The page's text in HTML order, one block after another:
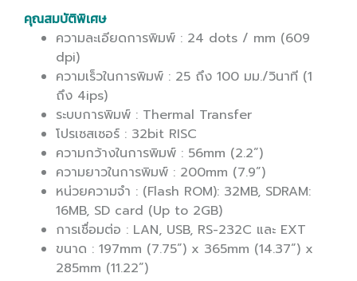
คุณสมบัติพิเศษ
ความละเอียดการพิมพ์ : 24 dots / mm (609
dpi)
ความเร็วในการพิมพ์ : 25 ถึง 100 มม./วินาที (1
ถึง 4ips)
ระบบการพิมพ์ : Thermal Transfer
โปรเซสเซอร์ : 32bit RISC
ความกว้างในการพิมพ์ : 56mm (2.2”)
ความยาวในการพิมพ์ : 200mm (7.9”)
หน่วยความจำ : (Flash ROM): 32MB, SDRAM:
16MB, SD card (Up to 2GB)
การเชื่อมต่อ : LAN, USB, RS-232C และ EXT
ขนาด : 197mm (7.75”) x 365mm (14.37”) x
285mm (11.22”)